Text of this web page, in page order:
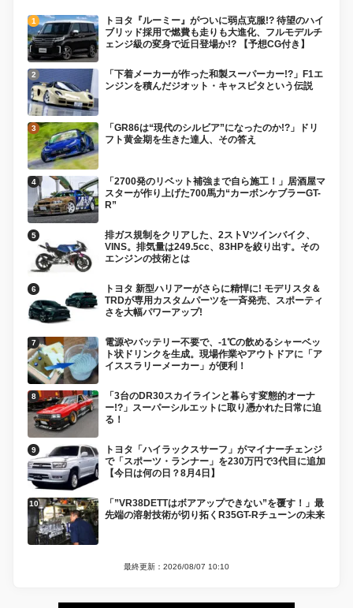
トヨタ『ルーミー』がついに弱点克服!? 待望のハイ
ブリッド採用で燃費も走りも大進化、フルモデルチ
ェンジ級の変身で近日登場か!? 【予想CG付き】
「下着メーカーが作った和製スーパーカー!?」F1エ
ンジンを積んだジオット・キャスピタという伝説
「GR86は“現代のシルビア”になったのか!?」ドリ
フト黄金期を生きた達人、その答え
「2700発のリベット補強まで自ら施工！」居酒屋マ
スターが作り上げた700馬力“カーボンケブラーGT-
R”
排ガス規制をクリアした、2ストVツインバイク、
VINS。排気量は249.5cc、83HPを絞り出す。その
エンジンの技術とは
トヨタ 新型ハリアーがさらに精悍に! モデリスタ＆
TRDが専用カスタムパーツを一斉発売、スポーティ
さを大幅パワーアップ!
電源やバッテリー不要で、-1℃の飲めるシャーベッ
ト状ドリンクを生成。現場作業やアウトドアに「ア
イススラリーメーカー」が便利！
「3台のDR30スカイラインと暮らす変態的オーナ
ー!?」スーパーシルエットに取り憑かれた日常に迫
る！
トヨタ「ハイラックスサーフ」がマイナーチェンジ
で「スポーツ・ランナー」を230万円で3代目に追加
【今日は何の日？8月4日】
「”VR38DETTはボアアップできない”を覆す！」最
先端の溶射技術が切り拓くR35GT-Rチューンの未来
最終更新：2026/08/07 10:10